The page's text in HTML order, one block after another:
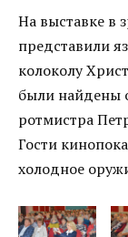
На выставке в
представили
колоколу
были найдены
ротмистра
Гости
холодное